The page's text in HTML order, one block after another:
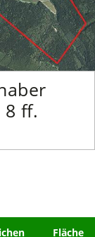
8 ff.
Fläche